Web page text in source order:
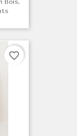
favorite_border